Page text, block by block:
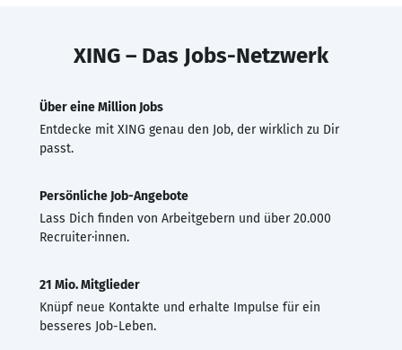
XING – Das Jobs-Netzwerk
Über eine Million Jobs
Entdecke mit XING genau den Job, der wirklich zu Dir
passt.
Persönliche Job-Angebote
Lass Dich finden von Arbeitgebern und über 20.000
Recruiter·innen.
21 Mio. Mitglieder
Knüpf neue Kontakte und erhalte Impulse für ein
besseres Job-Leben.